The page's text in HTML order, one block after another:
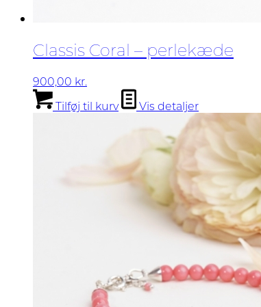
Classis Coral – perlekæde
900,00 kr.
Tilføj til kurv
Vis detaljer